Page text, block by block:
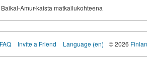
Baikal-Amur-kaista matkailukohteena
FAQ Invite a Friend Language (en) © 2026